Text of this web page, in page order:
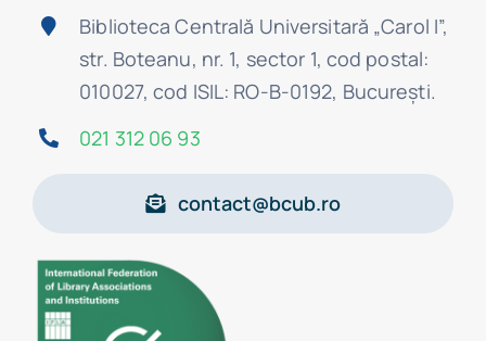
Biblioteca Centrală Universitară „Carol I”,
str. Boteanu, nr. 1, sector 1, cod postal:
010027, cod ISIL: RO-B-0192, Bucureşti.
021 312 06 93
contact@bcub.ro